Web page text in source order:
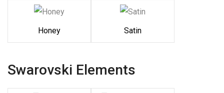
Honey Satin
Swarovski Elements